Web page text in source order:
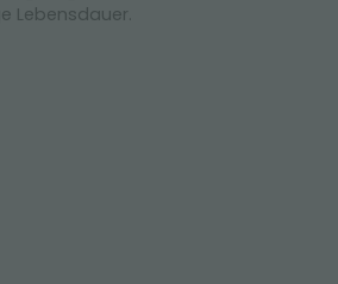
Lebensdauer.